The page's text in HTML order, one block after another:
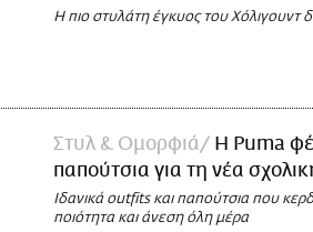
Η πιο στυλάτη έγκυος του Χόλιγουντ
Στυλ & Ομορφιά
H Puma
παπούτσια για τη νέα
Ιδανικά outfits και παπούτσια που
ποιότητα και άνεση όλη μέρα